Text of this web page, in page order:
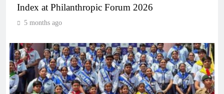
Index at Philanthropic Forum 2026
5 months ago